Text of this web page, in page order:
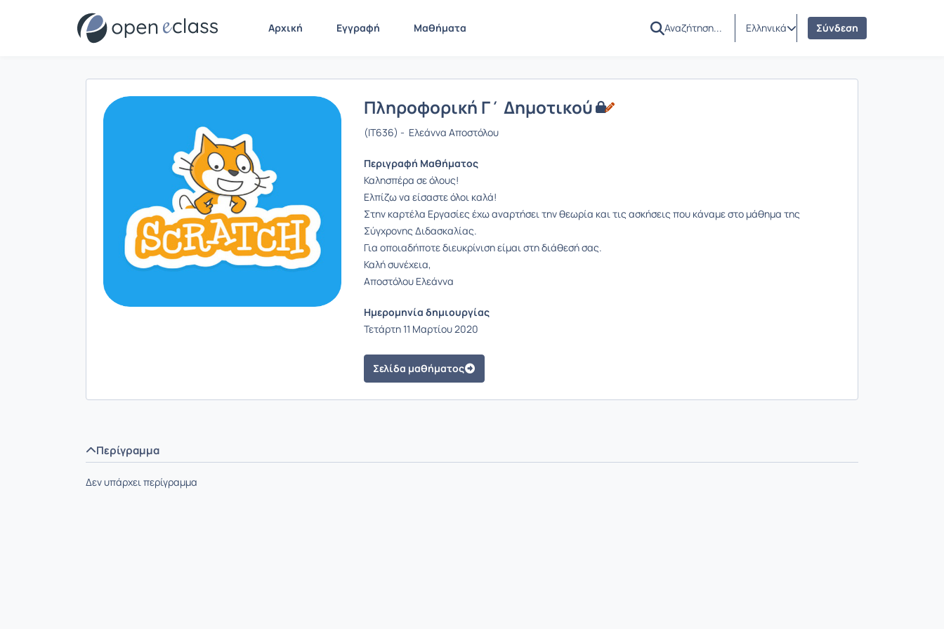
Αρχική Εγγραφή Μαθήματα Ελληνικά Σύνδεση
Παρουσίαση/Προβολή
Πληροφορική Γ΄ Δημοτικού
(IT636) - Ελεάννα Αποστόλου
Περιγραφή Μαθήματος
Καλησπέρα σε όλους!
Ελπίζω να είσαστε όλοι καλά!
Στην καρτέλα Εργασίες έχω αναρτήσει την θεωρία και τις ασκήσεις που κάναμε στο μάθημα της
Σύγχρονης Διδασκαλίας.
Για οποιαδήποτε διευκρίνιση είμαι στη διάθεσή σας.
Καλή συνέχεια,
Αποστόλου Ελεάννα
Ημερομηνία δημιουργίας
Τετάρτη 11 Μαρτίου 2020
Σελίδα μαθήματος
Περίγραμμα
Δεν υπάρχει περίγραμμα